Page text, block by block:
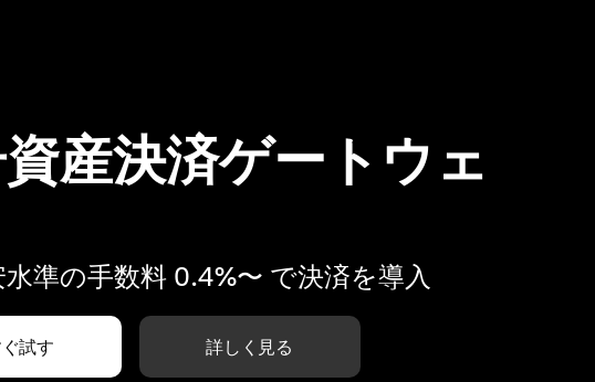
産決済ゲートウェ
準の手数料 0.4%〜 で決済を導入
試す 詳しく見る